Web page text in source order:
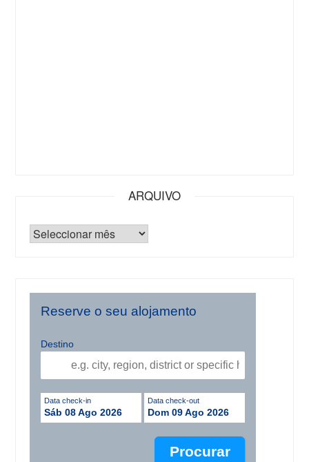
ARQUIVO
Reserve o seu alojamento
Destino
Data check-in
Sáb 08 Ago 2026
Data check-out
Dom 09 Ago 2026